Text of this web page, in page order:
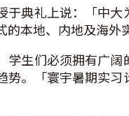
于典礼上说：「中
本地、内地及海外
学生们必须拥有广
势。「寰宇暑期实